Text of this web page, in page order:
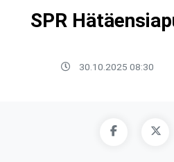
SPR
30.10.2025 08:30